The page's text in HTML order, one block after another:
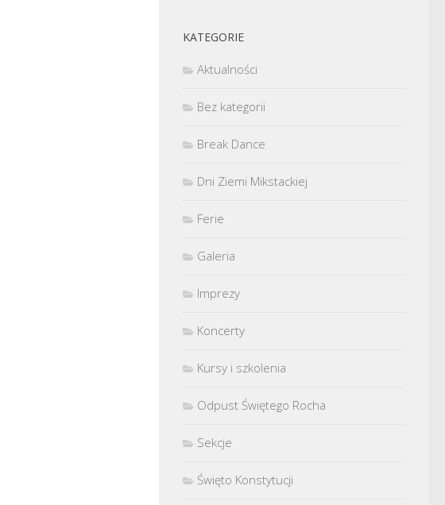
KATEGORIE
Aktualności
Bez kategorii
Break Dance
Dni Ziemi Mikstackiej
Ferie
Galeria
Imprezy
Koncerty
Kursy i szkolenia
Odpust Świętego Rocha
Sekcje
Święto Konstytucji